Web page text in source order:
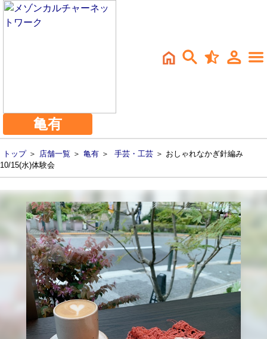
亀有
トップ＞ 店舗一覧 ＞ 亀有 ＞ 手芸・工芸 ＞ おしゃれなかぎ針編み
10/15(水)体験会